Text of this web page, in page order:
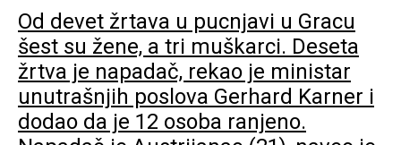
Od devet žrtava u pucnjavi u Gracu
šest su žene, a tri muškarci. Deseta
žrtva je napadač, rekao je ministar
unutrašnjih poslova Gerhard Karner i
dodao da je 12 osoba ranjeno.